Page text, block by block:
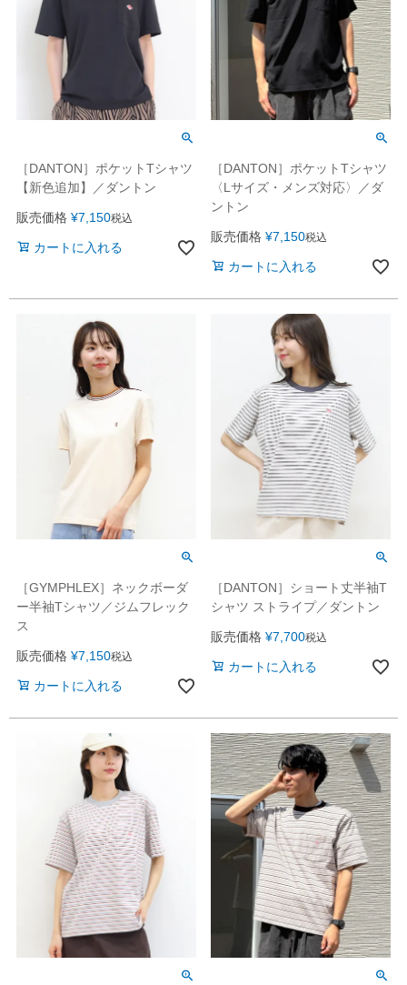
［DANTON］ポケットTシャツ
【新色追加】／ダントン
販売価格 ¥7,150税込
カートに入れる
［DANTON］ポケットTシャツ
〈Lサイズ・メンズ対応〉／ダ
ントン
販売価格 ¥7,150税込
カートに入れる
［GYMPHLEX］ネックボーダ
ー半袖Tシャツ／ジムフレック
ス
販売価格 ¥7,150税込
カートに入れる
［DANTON］ショート丈半袖T
シャツ ストライプ／ダントン
販売価格 ¥7,700税込
カートに入れる